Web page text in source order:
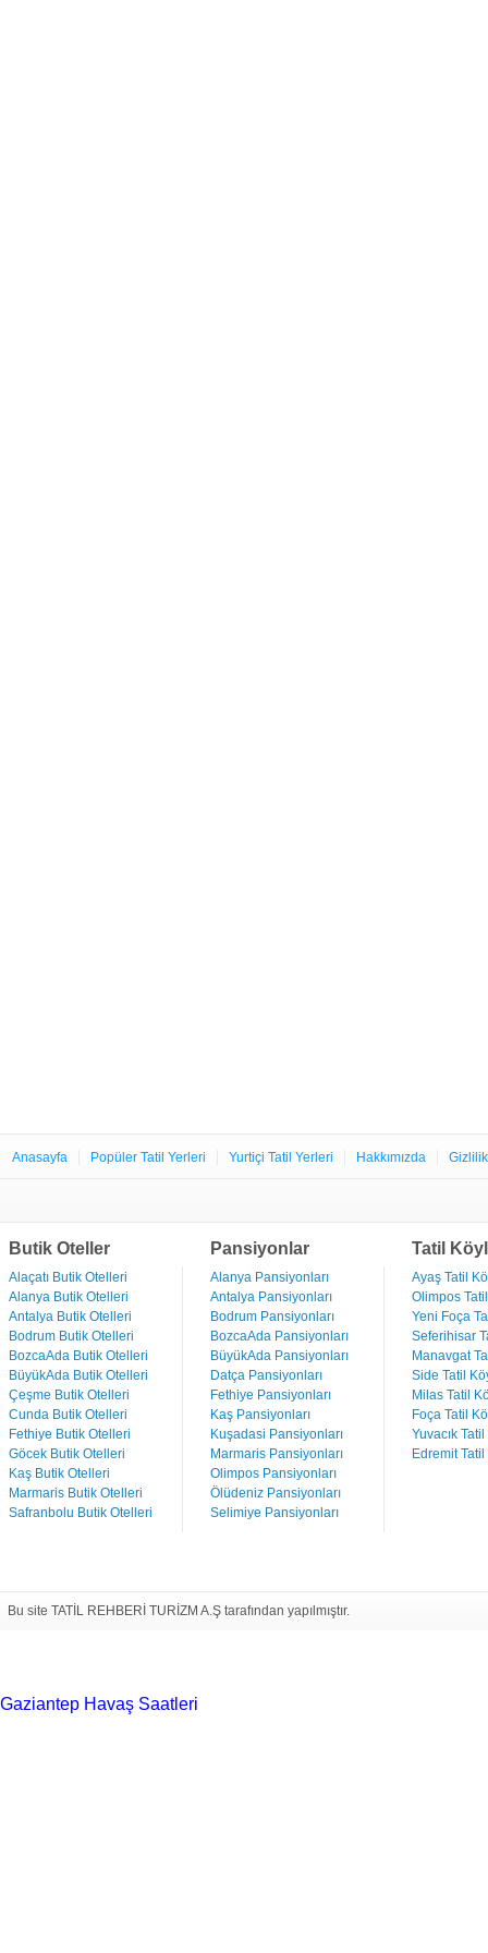
Anasayfa Popüler Tatil Yerleri Yurtiçi Tatil Yerleri Hakkımızda
Butik Oteller
Alaçatı Butik Otelleri
Alanya Butik Otelleri
Antalya Butik Otelleri
Bodrum Butik Otelleri
BozcaAda Butik Otelleri
BüyükAda Butik Otelleri
Çeşme Butik Otelleri
Cunda Butik Otelleri
Fethiye Butik Otelleri
Göcek Butik Otelleri
Kaş Butik Otelleri
Marmaris Butik Otelleri
Safranbolu Butik Otelleri
Pansiyonlar
Alanya Pansiyonları
Antalya Pansiyonları
Bodrum Pansiyonları
BozcaAda Pansiyonları
BüyükAda Pansiyonları
Datça Pansiyonları
Fethiye Pansiyonları
Kaş Pansiyonları
Kuşadasi Pansiyonları
Marmaris Pansiyonları
Olimpos Pansiyonları
Ölüdeniz Pansiyonları
Selimiye Pansiyonları
Tatil
Ayaş Tatil
Olimpos
Yeni Foça
Seferihisar
Manavgat
Side Tatil
Milas Tatil
Foça Tatil
Yuvacık
Edremit
Bu site TATİL REHBERİ TURİZM A.Ş tarafından yapılmıştır.
Gaziantep Havaş Saatleri